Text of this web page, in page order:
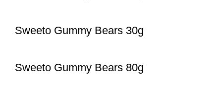
Sweeto Gummy Bears 30g
Sweeto Gummy Bears 80g